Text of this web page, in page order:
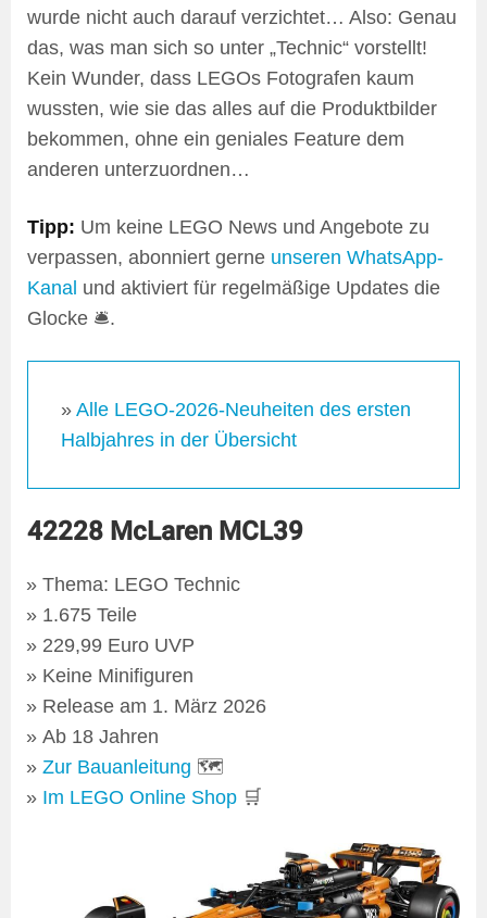
wurde nicht auch darauf verzichtet… Also: Genau
das, was man sich so unter „Technic“ vorstellt!
Kein Wunder, dass LEGOs Fotografen kaum
wussten, wie sie das alles auf die Produktbilder
bekommen, ohne ein geniales Feature dem
anderen unterzuordnen…
Tipp: Um keine LEGO News und Angebote zu
verpassen, abonniert gerne unseren WhatsApp-
Kanal und aktiviert für regelmäßige Updates die
Glocke 🛎️.
» Alle LEGO-2026-Neuheiten des ersten
Halbjahres in der Übersicht
42228 McLaren MCL39
Thema: LEGO Technic
1.675 Teile
229,99 Euro UVP
Keine Minifiguren
Release am 1. März 2026
Ab 18 Jahren
Zur Bauanleitung 🗺
Im LEGO Online Shop 🛒